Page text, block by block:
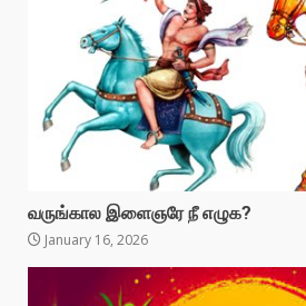
வருங்கால இளைஞரே நீ எழுக?
January 16, 2026